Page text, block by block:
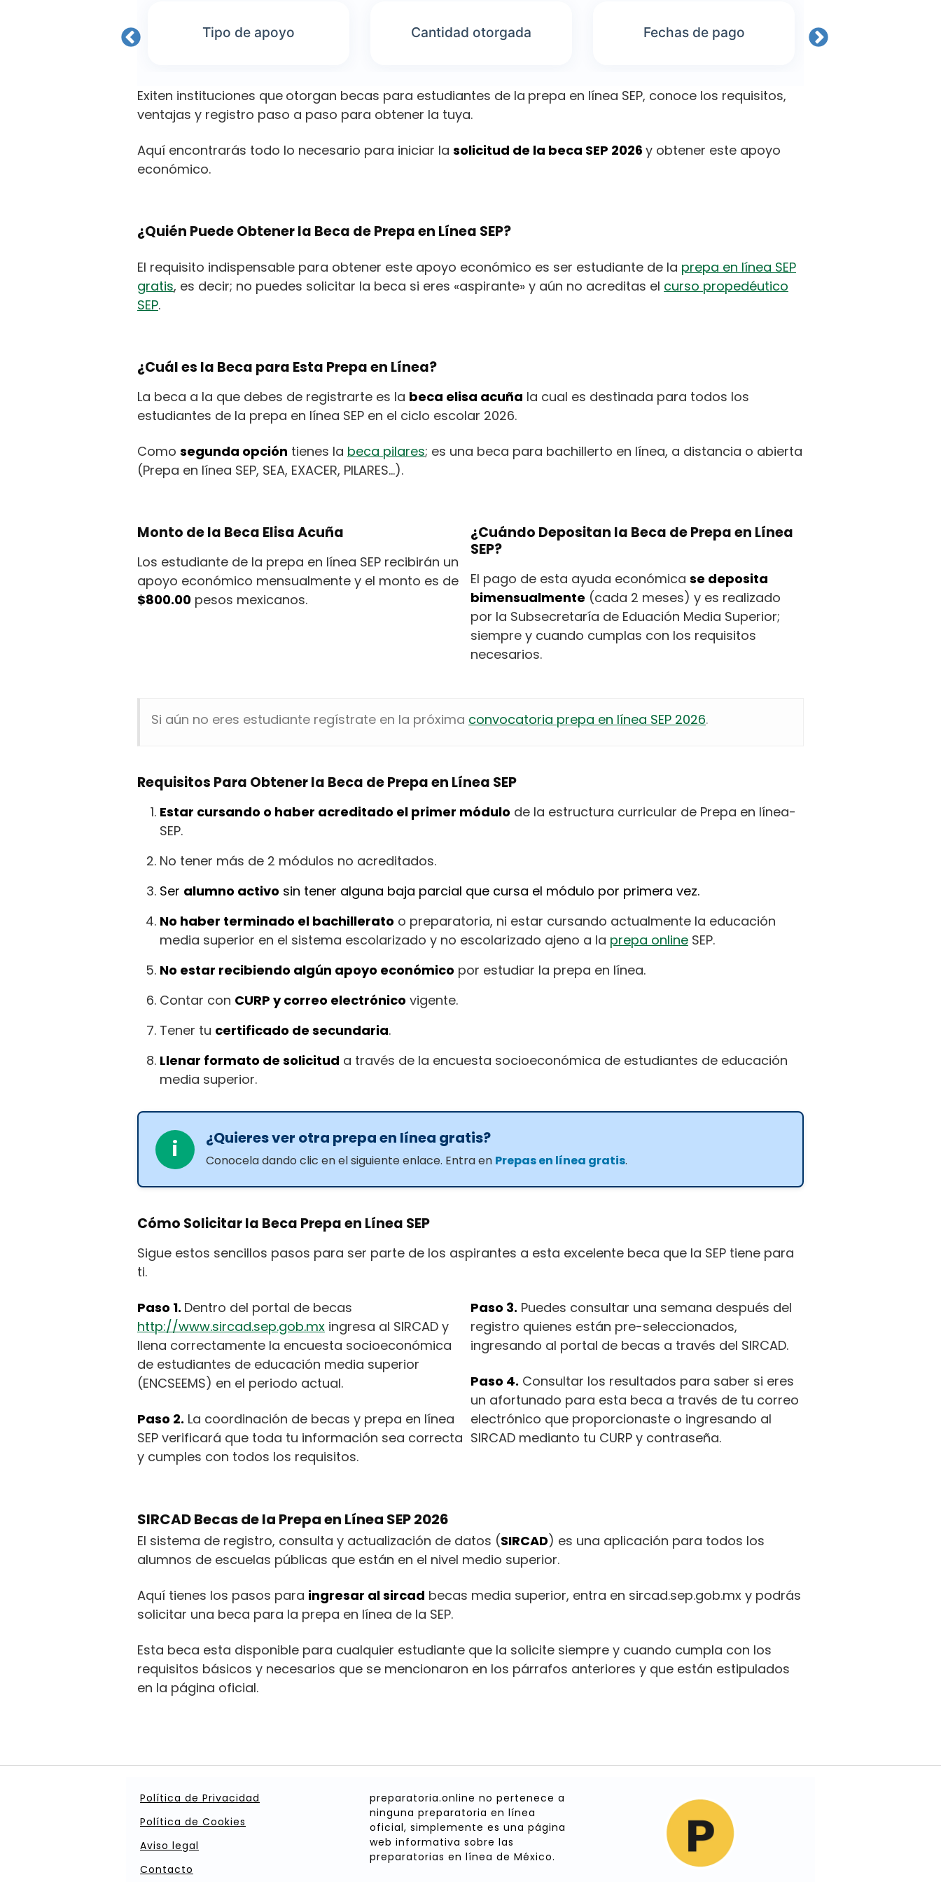
Tipo de apoyo Cantidad otorgada Fechas de pago
Exiten instituciones que otorgan becas para estudiantes de la prepa en línea SEP, conoce los requisitos,
ventajas y registro paso a paso para obtener la tuya.
Aquí encontrarás todo lo necesario para iniciar la solicitud de la beca SEP 2026 y obtener este apoyo
económico.
¿Quién Puede Obtener la Beca de Prepa en Línea SEP?
El requisito indispensable para obtener este apoyo económico es ser estudiante de la prepa en línea SEP
gratis, es decir; no puedes solicitar la beca si eres «aspirante» y aún no acreditas el curso propedéutico
SEP.
¿Cuál es la Beca para Esta Prepa en Línea?
La beca a la que debes de registrarte es la beca elisa acuña la cual es destinada para todos los
estudiantes de la prepa en línea SEP en el ciclo escolar 2026.
Como segunda opción tienes la beca pilares; es una beca para bachillerto en línea, a distancia o abierta
(Prepa en línea SEP, SEA, EXACER, PILARES…).
Monto de la Beca Elisa Acuña
Los estudiante de la prepa en línea SEP recibirán un
apoyo económico mensualmente y el monto es de
$800.00 pesos mexicanos.
¿Cuándo Depositan la Beca de Prepa en Línea
SEP?
El pago de esta ayuda económica se deposita
bimensualmente (cada 2 meses) y es realizado
por la Subsecretaría de Eduación Media Superior;
siempre y cuando cumplas con los requisitos
necesarios.
Si aún no eres estudiante regístrate en la próxima convocatoria prepa en línea SEP 2026.
Requisitos Para Obtener la Beca de Prepa en Línea SEP
Estar cursando o haber acreditado el primer módulo de la estructura curricular de Prepa en línea-
SEP.
No tener más de 2 módulos no acreditados.
Ser alumno activo sin tener alguna baja parcial que cursa el módulo por primera vez.
No haber terminado el bachillerato o preparatoria, ni estar cursando actualmente la educación
media superior en el sistema escolarizado y no escolarizado ajeno a la prepa online SEP.
No estar recibiendo algún apoyo económico por estudiar la prepa en línea.
Contar con CURP y correo electrónico vigente.
Tener tu certificado de secundaria.
Llenar formato de solicitud a través de la encuesta socioeconómica de estudiantes de educación
media superior.
i ¿Quieres ver otra prepa en línea gratis?
Conocela dando clic en el siguiente enlace. Entra en Prepas en línea gratis.
Cómo Solicitar la Beca Prepa en Línea SEP
Sigue estos sencillos pasos para ser parte de los aspirantes a esta excelente beca que la SEP tiene para
ti.
Paso 1. Dentro del portal de becas
http://www.sircad.sep.gob.mx ingresa al SIRCAD y
llena correctamente la encuesta socioeconómica
de estudiantes de educación media superior
(ENCSEEMS) en el periodo actual.
Paso 2. La coordinación de becas y prepa en línea
SEP verificará que toda tu información sea correcta
y cumples con todos los requisitos.
Paso 3. Puedes consultar una semana después del
registro quienes están pre-seleccionados,
ingresando al portal de becas a través del SIRCAD.
Paso 4. Consultar los resultados para saber si eres
un afortunado para esta beca a través de tu correo
electrónico que proporcionaste o ingresando al
SIRCAD medianto tu CURP y contraseña.
SIRCAD Becas de la Prepa en Línea SEP 2026
El sistema de registro, consulta y actualización de datos (SIRCAD) es una aplicación para todos los
alumnos de escuelas públicas que están en el nivel medio superior.
Aquí tienes los pasos para ingresar al sircad becas media superior, entra en sircad.sep.gob.mx y podrás
solicitar una beca para la prepa en línea de la SEP.
Esta beca esta disponible para cualquier estudiante que la solicite siempre y cuando cumpla con los
requisitos básicos y necesarios que se mencionaron en los párrafos anteriores y que están estipulados
en la página oficial.
Política de Privacidad
Política de Cookies
Aviso legal
Contacto
preparatoria.online no pertenece a
ninguna preparatoria en línea
oficial, simplemente es una página
web informativa sobre las
preparatorias en línea de México.